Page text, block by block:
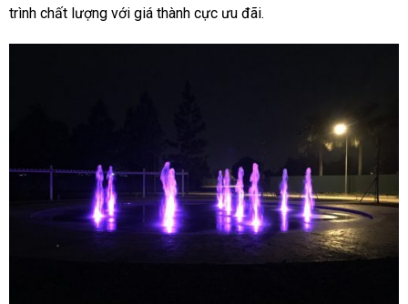
trình chất lượng với giá thành cực ưu đãi.